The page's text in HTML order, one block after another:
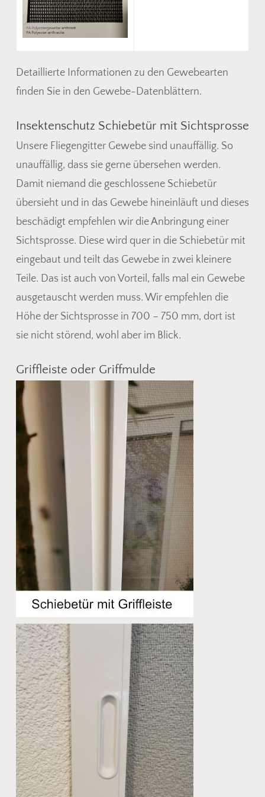
Detaillierte Informationen zu den Gewebearten
finden Sie in den Gewebe-Datenblättern.
Insektenschutz Schiebetür mit Sichtsprosse
Unsere Fliegengitter Gewebe sind unauffällig. So
unauffällig, dass sie gerne übersehen werden.
Damit niemand die geschlossene Schiebetür
übersieht und in das Gewebe hineinläuft und dieses
beschädigt empfehlen wir die Anbringung einer
Sichtsprosse. Diese wird quer in die Schiebetür mit
eingebaut und teilt das Gewebe in zwei kleinere
Teile. Das ist auch von Vorteil, falls mal ein Gewebe
ausgetauscht werden muss. Wir empfehlen die
Höhe der Sichtsprosse in 700 – 750 mm, dort ist
sie nicht störend, wohl aber im Blick.
Griffleiste oder Griffmulde